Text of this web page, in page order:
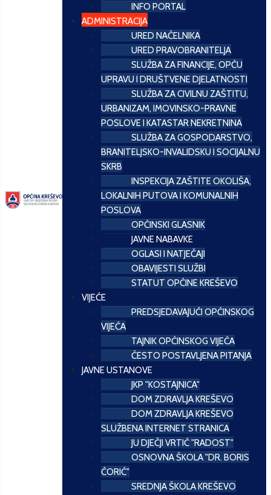
INFO PORTAL
ADMINISTRACIJA
URED NAČELNIKA
URED PRAVOBRANITELJA
SLUŽBA ZA FINANCIJE, OPĆU
UPRAVU I DRUŠTVENE DJELATNOSTI
SLUŽBA ZA CIVILNU ZAŠTITU,
URBANIZAM, IMOVINSKO-PRAVNE
POSLOVE I KATASTAR NEKRETNINA
SLUŽBA ZA GOSPODARSTVO,
BRANITELJSKO-INVALIDSKU I SOCIJALNU
SKRB
INSPEKCIJA ZAŠTITE OKOLIŠA,
LOKALNIH PUTOVA I KOMUNALNIH
POSLOVA
OPĆINSKI GLASNIK
JAVNE NABAVKE
OGLASI I NATJEČAJI
OBAVIJESTI SLUŽBI
STATUT OPĆINE KREŠEVO
VIJEĆE
PREDSJEDAVAJUĆI OPĆINSKOG
VIJEĆA
TAJNIK OPĆINSKOG VIJEĆA
ČESTO POSTAVLJENA PITANJA
JAVNE USTANOVE
JKP "KOSTAJNICA"
DOM ZDRAVLJA KREŠEVO
DOM ZDRAVLJA KREŠEVO
SLUŽBENA INTERNET STRANICA
JU DJEČJI VRTIĆ "RADOST"
OSNOVNA ŠKOLA "DR. BORIS
ĆORIĆ"
SREDNJA ŠKOLA KREŠEVO